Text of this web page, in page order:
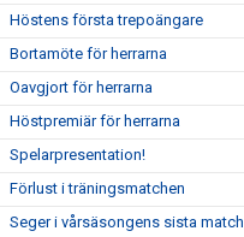
Höstens första trepoängare
Bortamöte för herrarna
Oavgjort för herrarna
Höstpremiär för herrarna
Spelarpresentation!
Förlust i träningsmatchen
Seger i vårsäsongens sista match